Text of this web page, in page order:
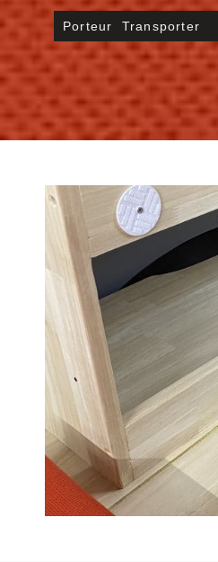
Porteur Transporter